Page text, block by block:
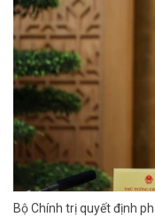
Bộ Chính trị quyết định